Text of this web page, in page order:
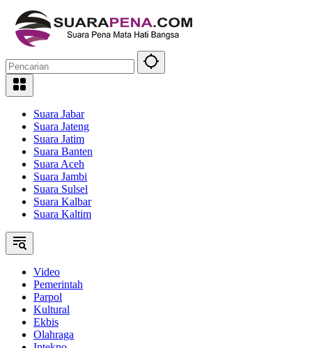
Suara Jabar
Suara Jateng
Suara Jatim
Suara Banten
Suara Aceh
Suara Jambi
Suara Sulsel
Suara Kalbar
Suara Kaltim
Video
Pemerintah
Parpol
Kultural
Ekbis
Olahraga